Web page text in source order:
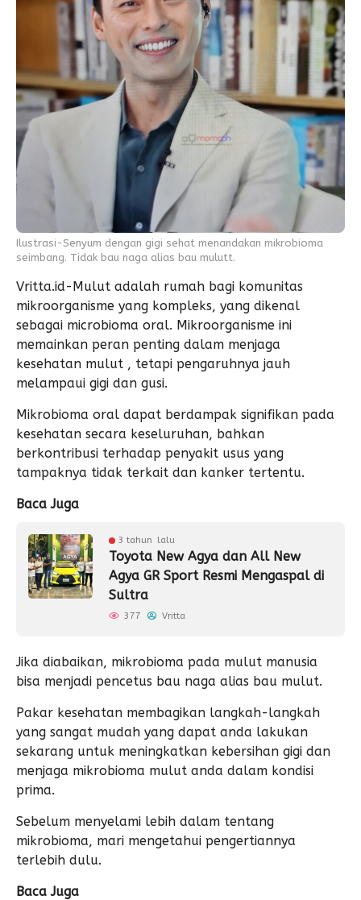
Ilustrasi-Senyum dengan gigi sehat menandakan mikrobioma
seimbang. Tidak bau naga alias bau mulutt.
Vritta.id-Mulut adalah rumah bagi komunitas
mikroorganisme yang kompleks, yang dikenal
sebagai microbioma oral. Mikroorganisme ini
memainkan peran penting dalam menjaga
kesehatan mulut , tetapi pengaruhnya jauh
melampaui gigi dan gusi.
Mikrobioma oral dapat berdampak signifikan pada
kesehatan secara keseluruhan, bahkan
berkontribusi terhadap penyakit usus yang
tampaknya tidak terkait dan kanker tertentu.
Baca Juga
3 tahun lalu
Toyota New Agya dan All New
Agya GR Sport Resmi Mengaspal di
Sultra
377 Vritta
Jika diabaikan, mikrobioma pada mulut manusia
bisa menjadi pencetus bau naga alias bau mulut.
Pakar kesehatan membagikan langkah-langkah
yang sangat mudah yang dapat anda lakukan
sekarang untuk meningkatkan kebersihan gigi dan
menjaga mikrobioma mulut anda dalam kondisi
prima.
Sebelum menyelami lebih dalam tentang
mikrobioma, mari mengetahui pengertiannya
terlebih dulu.
Baca Juga